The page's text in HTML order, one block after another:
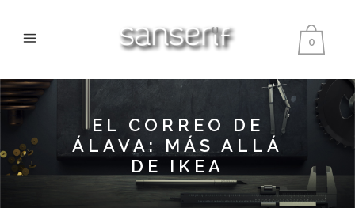
0
EL CORREO DE
ÁLAVA: MÁS ALLÁ
DE IKEA